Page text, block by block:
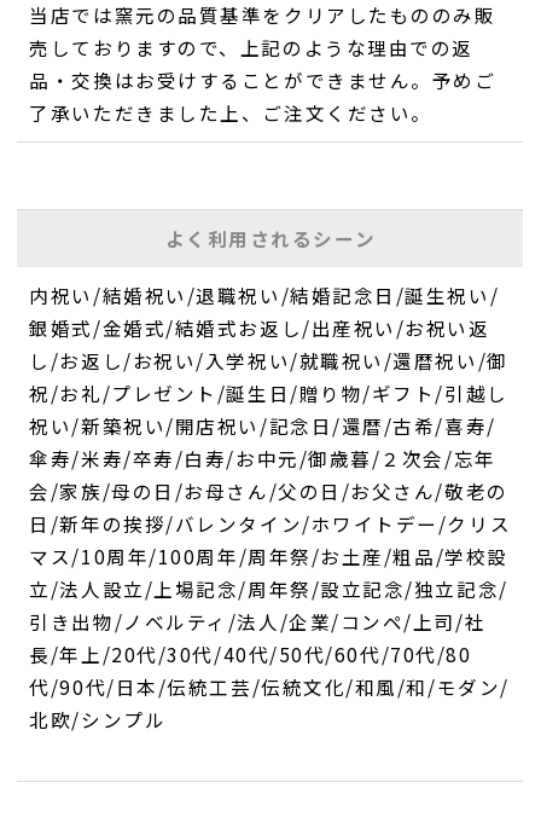
当店では窯元の品質基準をクリアしたもののみ販
売しておりますので、上記のような理由での返
品・交換はお受けすることができません。予めご
了承いただきました上、ご注文ください。
よく利用されるシーン
内祝い/結婚祝い/退職祝い/結婚記念日/誕生祝い/
銀婚式/金婚式/結婚式お返し/出産祝い/お祝い返
し/お返し/お祝い/入学祝い/就職祝い/還暦祝い/御
祝/お礼/プレゼント/誕生日/贈り物/ギフト/引越し
祝い/新築祝い/開店祝い/記念日/還暦/古希/喜寿/
傘寿/米寿/卒寿/白寿/お中元/御歳暮/２次会/忘年
会/家族/母の日/お母さん/父の日/お父さん/敬老の
日/新年の挨拶/バレンタイン/ホワイトデー/クリス
マス/10周年/100周年/周年祭/お土産/粗品/学校設
立/法人設立/上場記念/周年祭/設立記念/独立記念/
引き出物/ノベルティ/法人/企業/コンペ/上司/社
長/年上/20代/30代/40代/50代/60代/70代/80
代/90代/日本/伝統工芸/伝統文化/和風/和/モダン/
北欧/シンプル